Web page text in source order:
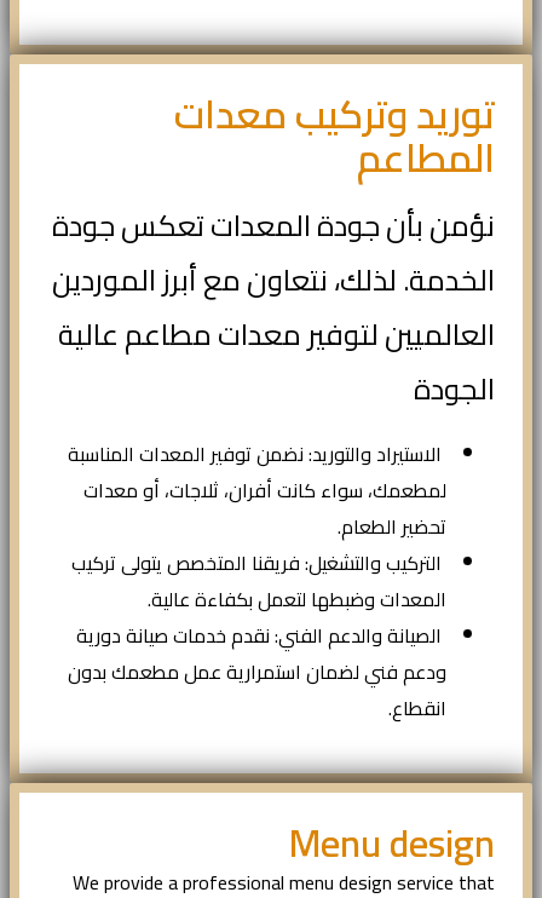
توريد وتركيب معدات
المطاعم
نؤمن بأن جودة المعدات تعكس جودة
الخدمة. لذلك، نتعاون مع أبرز الموردين
العالميين لتوفير معدات مطاعم عالية
الجودة
الاستيراد والتوريد: نضمن توفير المعدات المناسبة
لمطعمك، سواء كانت أفران، ثلاجات، أو معدات
تحضير الطعام.
التركيب والتشغيل: فريقنا المتخصص يتولى تركيب
المعدات وضبطها لتعمل بكفاءة عالية.
الصيانة والدعم الفني: نقدم خدمات صيانة دورية
ودعم فني لضمان استمرارية عمل مطعمك بدون
انقطاع.
Menu design
We provide a professional menu design service that